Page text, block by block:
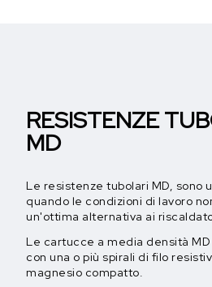
RESISTENZE
MD
Le resistenze tubolari MD, sono
quando le condizioni di lavoro
un'ottima alternativa ai
Le cartucce a media densità
con una o più spirali di filo
magnesio compatto.